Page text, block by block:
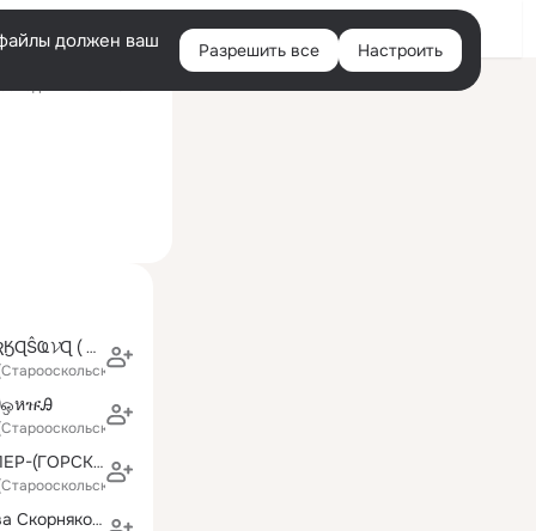
Войти
должен ваш
Разрешить все Настроить
ḾȺǷϞӇȺ ĈӇҾƦӃɊŜҨ𝓥Ɋ ( ₮Ś҈А҉Ń )
район)
หዡᎯ
район)
ИРИНКА МИЛЛЕР-(ГОРСКИХ)
район)
Ираида Бобкова Скорнякова